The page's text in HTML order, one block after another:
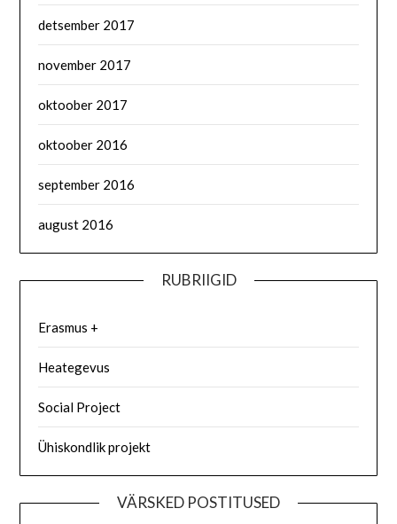
detsember 2017
november 2017
oktoober 2017
oktoober 2016
september 2016
august 2016
RUBRIIGID
Erasmus +
Heategevus
Social Project
Ühiskondlik projekt
VÄRSKED POSTITUSED